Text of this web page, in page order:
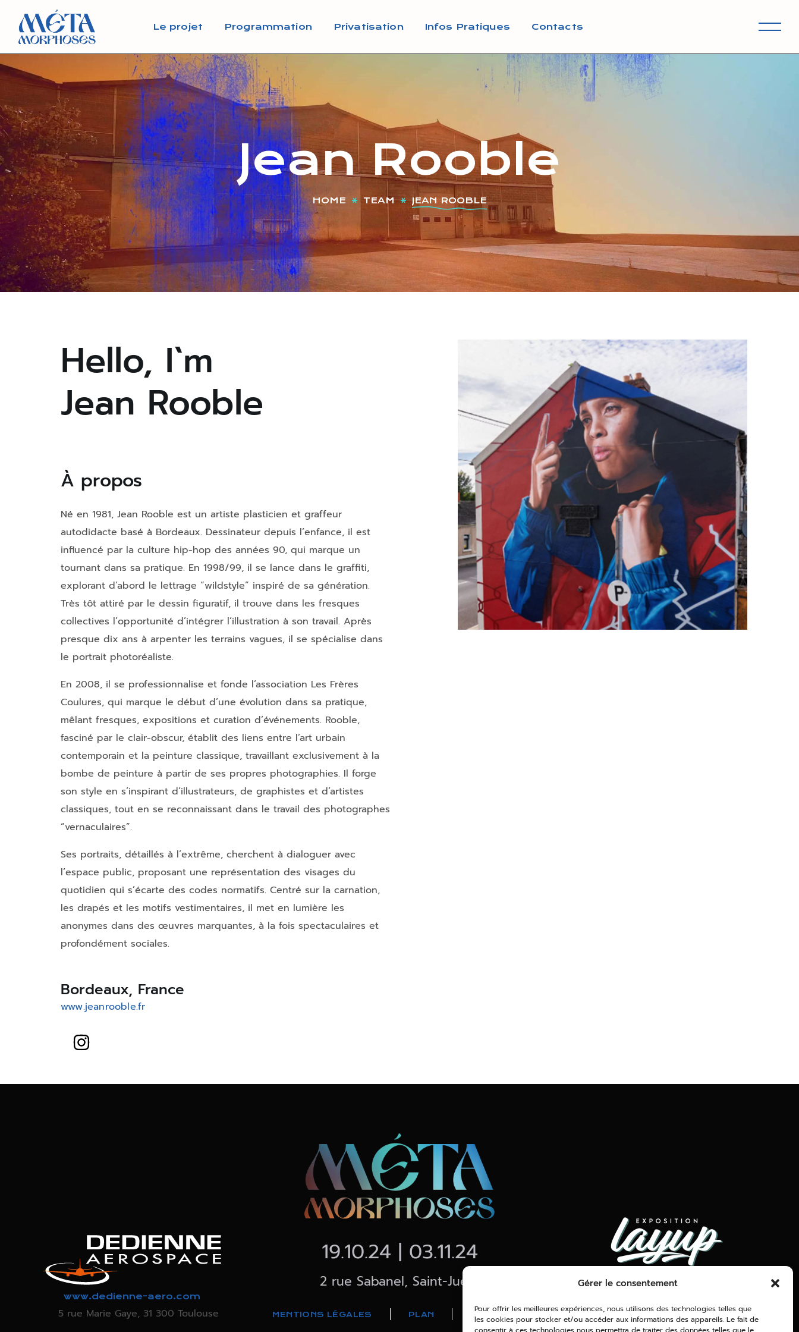
Gérer le consentement
Pour offrir les meilleures expériences, nous utilisons des technologies telles que
les cookies pour stocker et/ou accéder aux informations des appareils. Le fait de
Le projet Programmation Privatisation Infos Pratiques Contacts
Jean Rooble
HOME TEAM JEAN ROOBLE
Hello, I`m
Jean Rooble
À propos
Né en 1981, Jean Rooble est un artiste plasticien et graffeur
autodidacte basé à Bordeaux. Dessinateur depuis l’enfance, il est
influencé par la culture hip-hop des années 90, qui marque un
tournant dans sa pratique. En 1998/99, il se lance dans le graffiti,
explorant d’abord le lettrage “wildstyle” inspiré de sa génération.
Très tôt attiré par le dessin figuratif, il trouve dans les fresques
collectives l’opportunité d’intégrer l’illustration à son travail. Après
presque dix ans à arpenter les terrains vagues, il se spécialise dans
le portrait photoréaliste.
En 2008, il se professionnalise et fonde l’association Les Frères
Coulures, qui marque le début d’une évolution dans sa pratique,
mêlant fresques, expositions et curation d’événements. Rooble,
fasciné par le clair-obscur, établit des liens entre l’art urbain
contemporain et la peinture classique, travaillant exclusivement à la
bombe de peinture à partir de ses propres photographies. Il forge
son style en s’inspirant d’illustrateurs, de graphistes et d’artistes
classiques, tout en se reconnaissant dans le travail des photographes
“vernaculaires”.
Ses portraits, détaillés à l’extrême, cherchent à dialoguer avec
l’espace public, proposant une représentation des visages du
quotidien qui s’écarte des codes normatifs. Centré sur la carnation,
les drapés et les motifs vestimentaires, il met en lumière les
anonymes dans des œuvres marquantes, à la fois spectaculaires et
profondément sociales.
Bordeaux, France
www.jeanrooble.fr
www.dedienne-aero.com
5 rue Marie Gaye, 31 300 Toulouse
19.10.24 | 03.11.24
2 rue Sabanel, Saint-Juéry
MENTIONS LÉGALES PLAN CONTACTS
www.expolayup.com
Toulouse